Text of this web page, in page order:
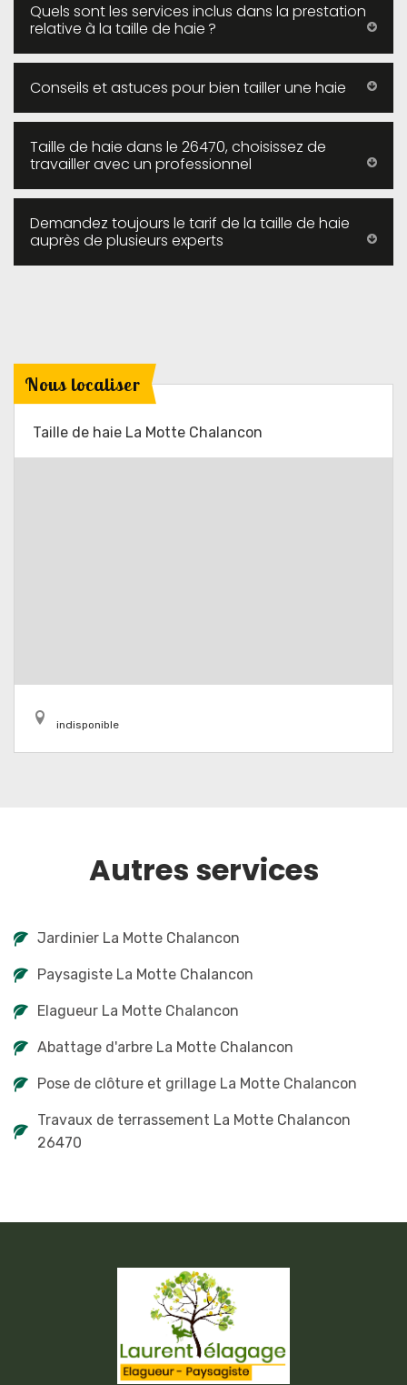
Quels sont les services inclus dans la prestation
relative à la taille de haie ?
Conseils et astuces pour bien tailler une haie
Taille de haie dans le 26470, choisissez de
travailler avec un professionnel
Demandez toujours le tarif de la taille de haie
auprès de plusieurs experts
Nous localiser
Taille de haie La Motte Chalancon
indisponible
Autres services
Jardinier La Motte Chalancon
Paysagiste La Motte Chalancon
Elagueur La Motte Chalancon
Abattage d'arbre La Motte Chalancon
Pose de clôture et grillage La Motte Chalancon
Travaux de terrassement La Motte Chalancon
26470